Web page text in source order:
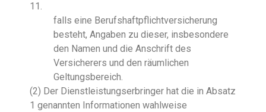
11.
falls eine Berufshaftpflichtversicherung
besteht, Angaben zu dieser, insbesondere
den Namen und die Anschrift des
Versicherers und den räumlichen
Geltungsbereich.
(2) Der Dienstleistungserbringer hat die in Absatz
1 genannten Informationen wahlweise